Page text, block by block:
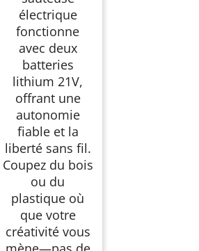
électrique
fonctionne
avec deux
batteries
lithium 21V,
offrant une
autonomie
fiable et la
liberté sans fil.
Coupez du bois
ou du
plastique où
que votre
créativité vous